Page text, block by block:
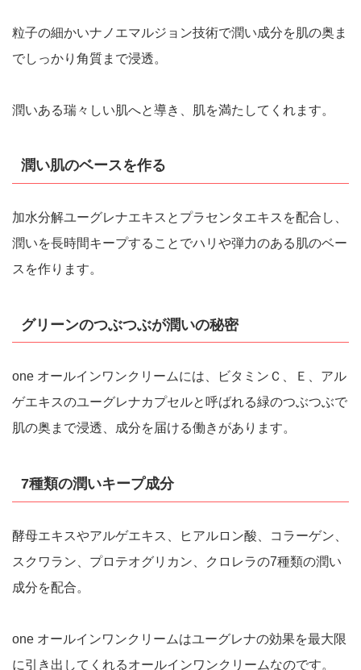
粒子の細かいナノエマルジョン技術で潤い成分を肌の奥ま
でしっかり角質まで浸透。
潤いある瑞々しい肌へと導き、肌を満たしてくれます。
潤い肌のベースを作る
加水分解ユーグレナエキスとプラセンタエキスを配合し、
潤いを長時間キープすることでハリや弾力のある肌のベー
スを作ります。
グリーンのつぶつぶが潤いの秘密
one オールインワンクリームには、ビタミンＣ、Ｅ、アル
ゲエキスのユーグレナカプセルと呼ばれる緑のつぶつぶで
肌の奥まで浸透、成分を届ける働きがあります。
7種類の潤いキープ成分
酵母エキスやアルゲエキス、ヒアルロン酸、コラーゲン、
スクワラン、プロテオグリカン、クロレラの7種類の潤い
成分を配合。
one オールインワンクリームはユーグレナの効果を最大限
に引き出してくれるオールインワンクリームなのです。